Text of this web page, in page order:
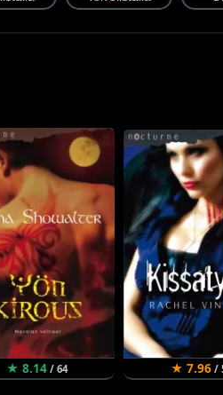
★ 8.14 / 64 ★ 7.96 /